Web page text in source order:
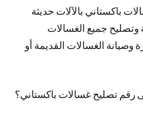
باكستاني بالآلات حديثة
وتصليح جميع الغسالات
وصيانة الغسالات القديمة أو
تصليح غسالات باكستاني؟